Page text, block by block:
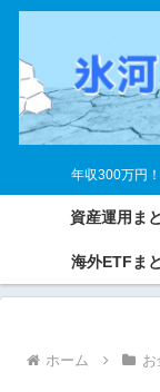
年収300万円
資産運用ま
海外ETFま
ホーム お